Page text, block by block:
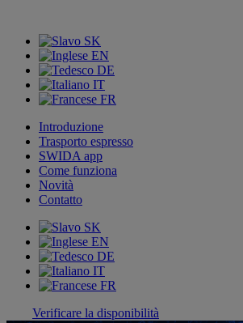
SK
EN
DE
IT
FR
Introduzione
Trasporto espresso
SWIDA app
Come funziona
Novità
Contatto
SK
EN
DE
IT
FR
Verificare la disponibilità